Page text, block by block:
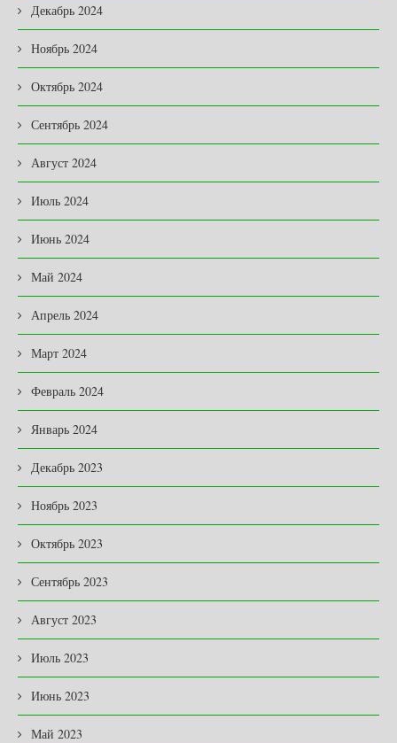
Декабрь 2024
Ноябрь 2024
Октябрь 2024
Сентябрь 2024
Август 2024
Июль 2024
Июнь 2024
Май 2024
Апрель 2024
Март 2024
Февраль 2024
Январь 2024
Декабрь 2023
Ноябрь 2023
Октябрь 2023
Сентябрь 2023
Август 2023
Июль 2023
Июнь 2023
Май 2023